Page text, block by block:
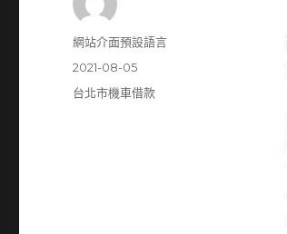
作
網站介面預設語言
發
佈
2021-08-05
分
台北市機車借款